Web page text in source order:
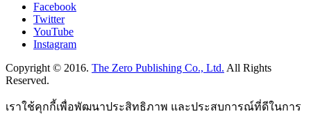
Facebook
Twitter
YouTube
Instagram
Copyright © 2016. The Zero Publishing Co., Ltd. All Rights
Reserved.
เราใช้คุกกี้เพื่อพัฒนาประสิทธิภาพ และประสบการณ์ที่ดีในการ